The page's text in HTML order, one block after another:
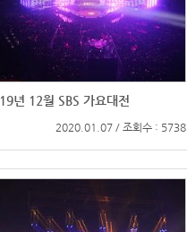
년 12월 SBS 가요대전
2020.01.07 / 조회수 : 5738